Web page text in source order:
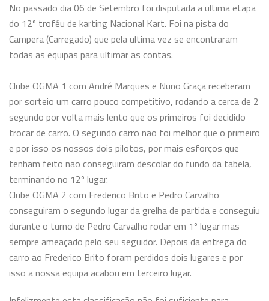
No passado dia 06 de Setembro foi disputada a ultima etapa
do 12º troféu de karting Nacional Kart. Foi na pista do
Campera (Carregado) que pela ultima vez se encontraram
todas as equipas para ultimar as contas.
Clube OGMA 1 com André Marques e Nuno Graça receberam
por sorteio um carro pouco competitivo, rodando a cerca de 2
segundo por volta mais lento que os primeiros foi decidido
trocar de carro. O segundo carro não foi melhor que o primeiro
e por isso os nossos dois pilotos, por mais esforços que
tenham feito não conseguiram descolar do fundo da tabela,
terminando no 12º lugar.
Clube OGMA 2 com Frederico Brito e Pedro Carvalho
conseguiram o segundo lugar da grelha de partida e conseguiu
durante o turno de Pedro Carvalho rodar em 1º lugar mas
sempre ameaçado pelo seu seguidor. Depois da entrega do
carro ao Frederico Brito foram perdidos dois lugares e por
isso a nossa equipa acabou em terceiro lugar.